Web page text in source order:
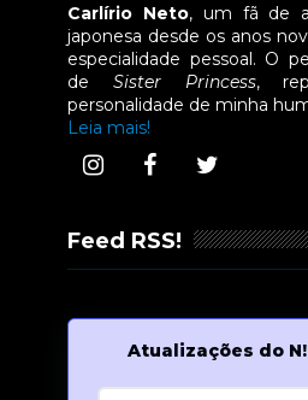
Carlírio Neto, um fã de
japonesa desde os anos
especialidade pessoal. O
deSister Princess,
personalidade de minha
Leia mais!
Feed RSS!
Atualizações do